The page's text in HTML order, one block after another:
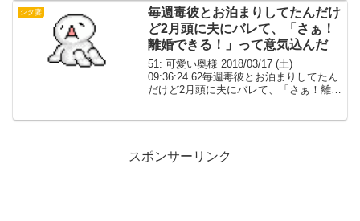
態で放り出され...
シタ妻
毎週毒彼とお泊まりしてたんだけ
ど2月頭に夫にバレて、「さぁ！
離婚できる！」って意気込んだ
51: 可愛い奥様 2018/03/17 (土)
09:36:24.62毎週毒彼とお泊まりしてたん
だけど2月頭に夫にバレて、「さぁ！離婚
スポンサーリンク